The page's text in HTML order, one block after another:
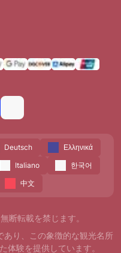
Deutsch
Ελληνικά
Italiano
한국어
中文
断転載を禁じます。
り、この象徴的な観光名所
体験を提供しています。